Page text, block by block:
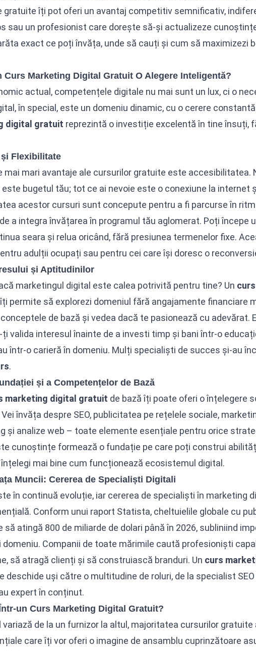
gratuite îți pot oferi un avantaj competitiv semnificativ,
sau un profesionist care dorește să-și actualizeze
exact ce poți învăța, unde să cauți și cum să maximizezi
Curs Marketing Digital Gratuit O Alegere Inteligentă?
actual, competențele digitale nu mai sunt un lux, ci o
în special, este un domeniu dinamic, cu o cerere
digital gratuit reprezintă o investiție excelentă în tine însuți,
Flexibilitate
mai mari avantaje ale cursurilor gratuite este accesibilitatea.
bugetul tău; tot ce ai nevoie este o conexiune la internet
acestor cursuri sunt concepute pentru a fi parcurse în
a integra învățarea în programul tău aglomerat. Poți începe
seara și relua oricând, fără presiunea termenelor fixe.
adulții ocupați sau pentru cei care își doresc o
și Aptitudinilor
marketingul digital este calea potrivită pentru tine? Un
îți permite să explorezi domeniul fără angajamente financiare
de bază și vedea dacă te pasionează cu adevărat.
ți valida interesul înainte de a investi timp și bani într-o
într-o carieră în domeniu. Mulți specialiști de succes și-au
.
și a Competențelor de Bază
marketing digital gratuit de bază îți poate oferi o înțelegere
învăța despre SEO, publicitatea pe rețelele sociale,
și analize web – toate elemente esențiale pentru orice
cunoștințe formează o fundație pe care poți construi
mai bine cum funcționează ecosistemul digital.
Muncii: Cererea de Specialiști Digitali
în continuă evoluție, iar cererea de specialiști în marketing
Conform unui raport Statista, cheltuielile globale cu
atingă 800 de miliarde de dolari până în 2026, subliniind
domeniu. Companii de toate mărimile caută profesioniști
să atragă clienți și să construiască branduri. Un curs
deschide uși către o multitudine de roluri, de la specialist
expert în conținut.
un Curs Marketing Digital Gratuit?
de la un furnizor la altul, majoritatea cursurilor gratuite
care îți vor oferi o imagine de ansamblu cuprinzătoare